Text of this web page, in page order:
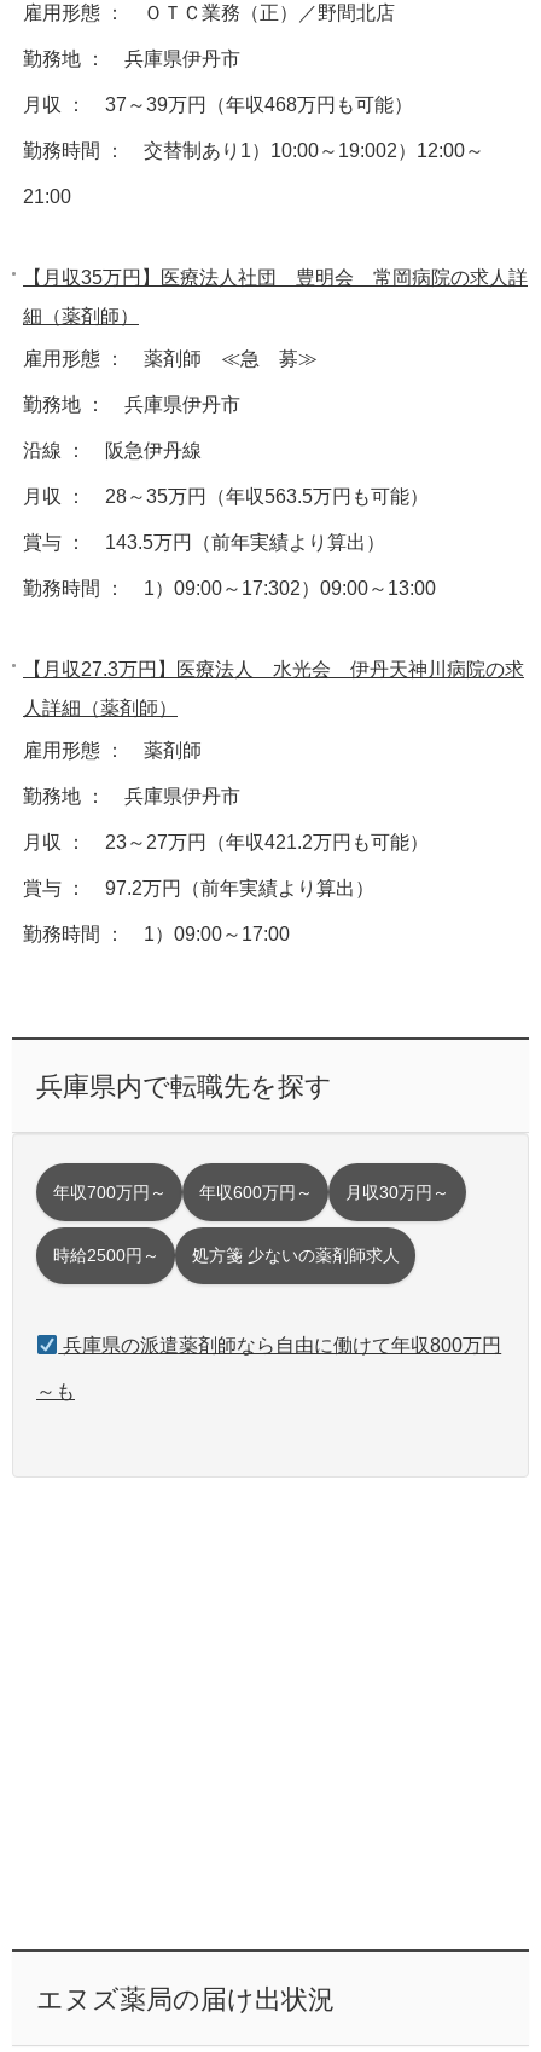
雇用形態 ： ＯＴＣ業務（正）／野間北店
勤務地 ： 兵庫県伊丹市
月収 ： 37～39万円（年収468万円も可能）
勤務時間 ： 交替制あり1）10:00～19:002）12:00～
21:00
【月収35万円】医療法人社団 豊明会 常岡病院の求人詳
細（薬剤師）
雇用形態 ： 薬剤師 ≪急 募≫
勤務地 ： 兵庫県伊丹市
沿線 ： 阪急伊丹線
月収 ： 28～35万円（年収563.5万円も可能）
賞与 ： 143.5万円（前年実績より算出）
勤務時間 ： 1）09:00～17:302）09:00～13:00
【月収27.3万円】医療法人 水光会 伊丹天神川病院の求
人詳細（薬剤師）
雇用形態 ： 薬剤師
勤務地 ： 兵庫県伊丹市
月収 ： 23～27万円（年収421.2万円も可能）
賞与 ： 97.2万円（前年実績より算出）
勤務時間 ： 1）09:00～17:00
兵庫県内で転職先を探す
年収700万円～ 年収600万円～ 月収30万円～
時給2500円～ 処方箋 少ないの薬剤師求人
兵庫県の派遣薬剤師なら自由に働けて年収800万円
～も
エヌズ薬局の届け出状況